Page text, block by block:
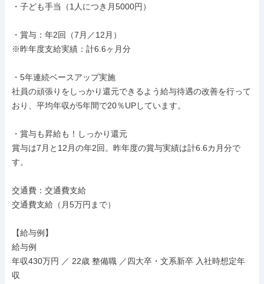
・子ども手当（1人につき月5000円）
・賞与：年2回（7月／12月）
※昨年度支給実績：計6.6ヶ月分
・5年連続ベースアップ実施
社員の頑張りをしっかり還元できるよう給与待遇の改善を行って
おり、平均年収が5年間で20％UPしています。
・賞与も昇給も！しっかり還元
賞与は7月と12月の年2回。昨年度の賞与実績は計6.6カ月分で
す。
交通費：交通費支給
交通費支給（月5万円まで）
【給与例】
給与例
年収430万円 ／ 22歳 整備職 ／四大卒・文系新卒 入社時想定年
収